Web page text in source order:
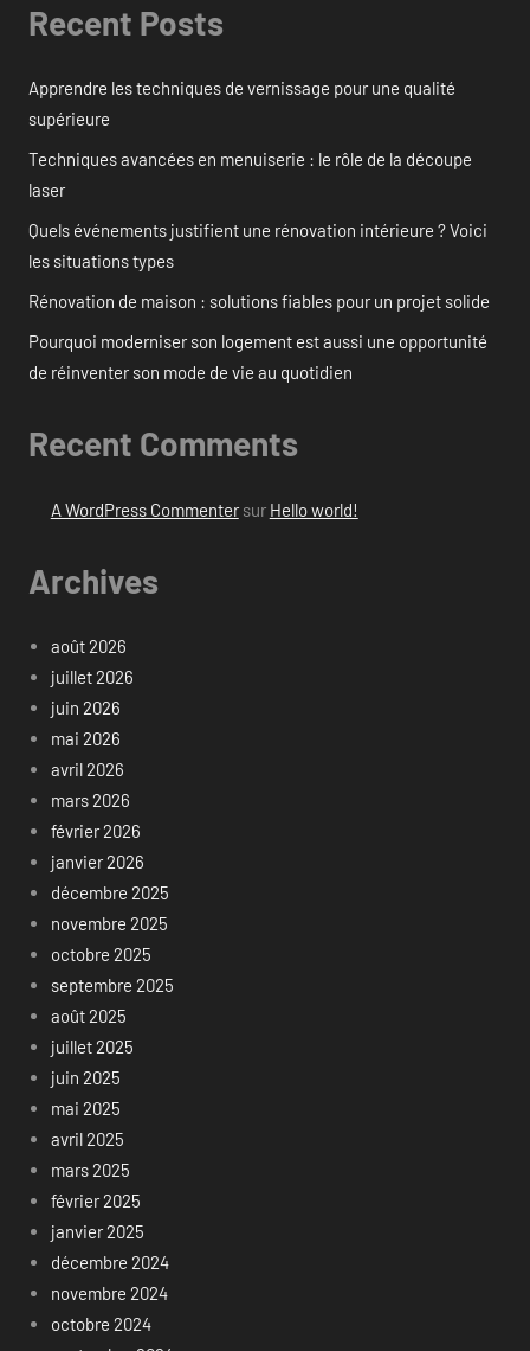
Recent Posts
Apprendre les techniques de vernissage pour une qualité
supérieure
Techniques avancées en menuiserie : le rôle de la découpe
laser
Quels événements justifient une rénovation intérieure ? Voici
les situations types
Rénovation de maison : solutions fiables pour un projet solide
Pourquoi moderniser son logement est aussi une opportunité
de réinventer son mode de vie au quotidien
Recent Comments
A WordPress Commentersur Hello world!
Archives
août 2026
juillet 2026
juin 2026
mai 2026
avril 2026
mars 2026
février 2026
janvier 2026
décembre 2025
novembre 2025
octobre 2025
septembre 2025
août 2025
juillet 2025
juin 2025
mai 2025
avril 2025
mars 2025
février 2025
janvier 2025
décembre 2024
novembre 2024
octobre 2024